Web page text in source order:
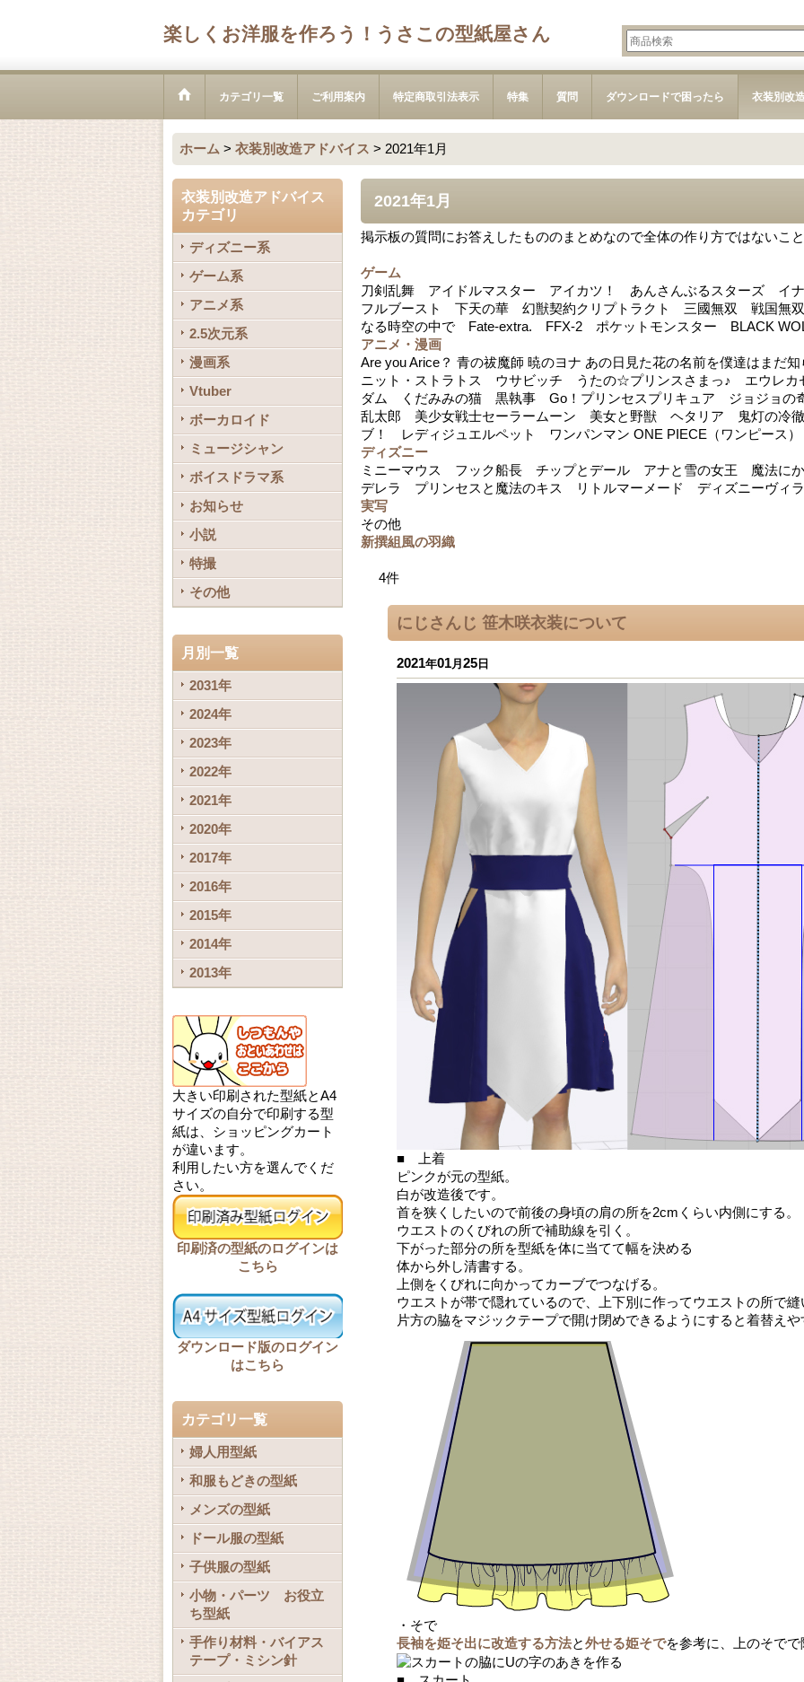
楽しくお洋服を作ろう！うさこの型紙屋さん
カテゴリ一覧 ご利用案内 特定商取引法表示 特集 質問 ダウンロードで困ったら 衣装別改
ホーム > 衣装別改造アドバイス > 2021年1月
衣装別改造アドバイス
カテゴリ
ディズニー系
ゲーム系
アニメ系
2.5次元系
漫画系
Vtuber
ボーカロイド
ミュージシャン
ボイスドラマ系
お知らせ
小説
特撮
その他
月別一覧
2031年
2024年
2023年
2022年
2021年
2020年
2017年
2016年
2015年
2014年
2013年
大きい印刷された型紙とA4
サイズの自分で印刷する型
紙は、ショッピングカート
が違います。
利用したい方を選んでくだ
さい。
印刷済の型紙のログインは
こちら
ダウンロード版のログイン
はこちら
カテゴリ一覧
婦人用型紙
和服もどきの型紙
メンズの型紙
ドール服の型紙
子供服の型紙
小物・パーツ お役立
ち型紙
手作り材料・バイアス
テープ・ミシン針
2021年1月
掲示板の質問にお答えしたもののまとめなので全体の作り方ではないこ
ゲーム
刀剣乱舞 アイドルマスター アイカツ！ あんさんぶるスターズ イ
フルブースト 下天の華 幻獣契約クリプトラクト 三國無双 戦国
なる時空の中で Fate-extra. FFX-2 ポケットモンスター BLACK
アニメ・漫画
Are you Arice？ 青の祓魔師 暁のヨナ あの日見た花の名前を僕達はま
ニット・ストラトス ウサビッチ うたの☆プリンスさまっ♪ エウレ
ダム くだみみの猫 黒執事 Go！プリンセスプリキュア ジョジョ
乱太郎 美少女戦士セーラームーン 美女と野獣 ヘタリア 鬼灯の冷
ブ！ レディジュエルペット ワンパンマン ONE PIECE（ワンピース）
ディズニー
ミニーマウス フック船長 チップとデール アナと雪の女王 魔法
デレラ プリンセスと魔法のキス リトルマーメード ディズニーヴィ
実写
その他
新撰組風の羽織
4件
にじさんじ 笹木咲衣装について
2021年01月 25 日
■ 上着
ピンクが元の型紙。
白が改造後です。
首を狭くしたいので前後の身頃の肩の所を2cmくらい内側にする。
ウエストのくびれの所で補助線を引く。
下がった部分の所を型紙を体に当てて幅を決める
体から外し清書する。
上側をくびれに向かってカーブでつなげる。
ウエストが帯で隠れているので、上下別に作ってウエストの所で
片方の脇をマジックテープで開け閉めできるようにすると着替え
・そで
長袖を姫そ出に改造する方法と外せる姫そでを参考に、上のそで